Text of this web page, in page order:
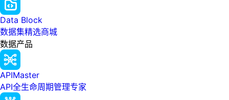
Data Block
数据集精选商城
数据产品
APIMaster
API全生命周期管理专家